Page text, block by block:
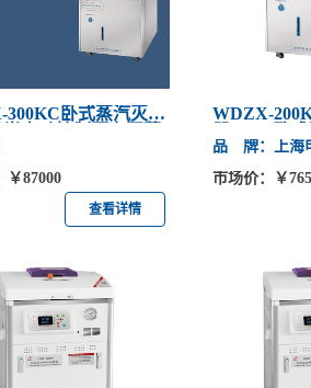
300KC卧式蒸汽灭菌
￥87000
查看详情
WDZX-
品 牌：上海
市场价：￥